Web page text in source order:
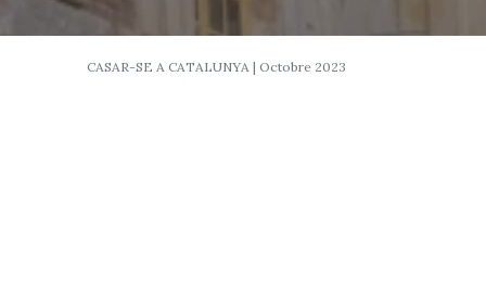
CASAR-SE A CATALUNYA | Octobre 2023